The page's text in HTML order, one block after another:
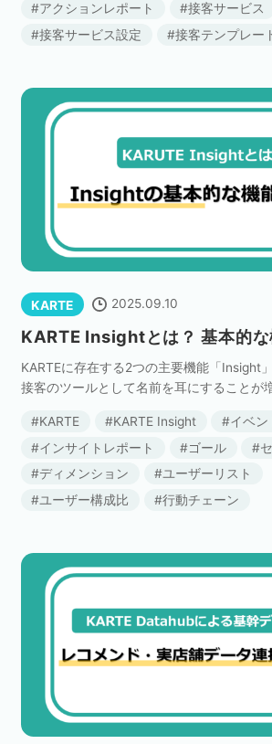
アクションレポート
接客サービス
接客サービス設定
接客テンプレー
KARTE 2025.09.10
KARTE Insightとは？ 基本的な
KARTEに存在する2つの主要機能「Insight
接客のツールとして名前を耳にすることが
という印象を持っている方 […]
KARTE KARTE Insight
イベン
インサイトレポート
ゴール
ディメンション
ユーザーリスト
ユーザー構成比
行動チェーン